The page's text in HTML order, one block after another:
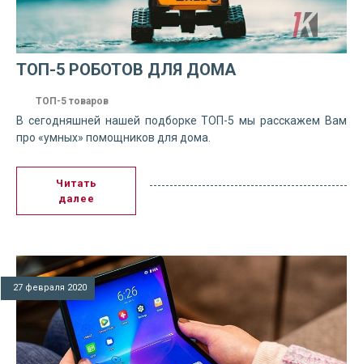
ТОП-5 РОБОТОВ ДЛЯ ДОМА
ТОП-5 товаров
В сегодняшней нашей подборке ТОП-5 мы расскажем Вам
про «умных» помощников для дома.
Читать
далее
27 февраля 2020